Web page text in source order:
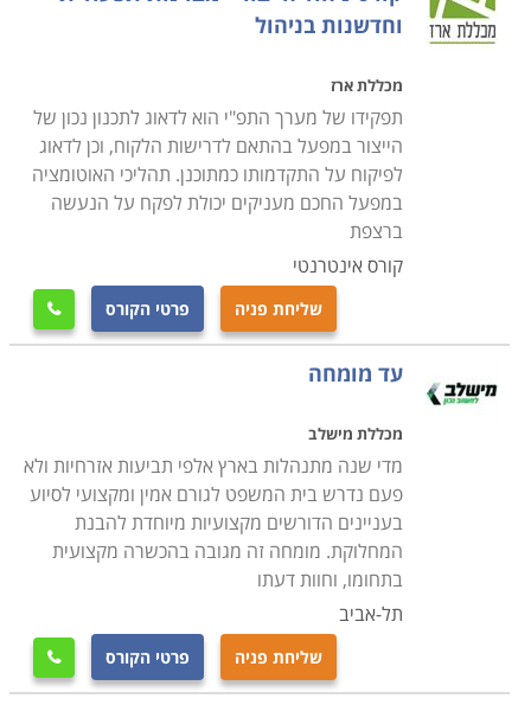
וחדשנות בניהול
מכללת ארז
תפקידו של מערך התפ"י הוא לדאוג לתכנון נכון של
הייצור במפעל בהתאם לדרישות הלקוח, וכן לדאוג
לפיקוח על התקדמותו כמתוכנן. תהליכי האוטומציה
במפעל החכם מעניקים יכולת לפקח על הנעשה
ברצפת
קורס אינטרנטי
שליחת פניה פרטי הקורס 
עד מומחה
מכללת מישלב
מדי שנה מתנהלות בארץ אלפי תביעות אזרחיות ולא
פעם נדרש בית המשפט לגורם אמין ומקצועי לסיוע
בעניינים הדורשים מקצועיות מיוחדת להבנת
המחלוקת. מומחה זה מגובה בהכשרה מקצועית
בתחומו, וחוות דעתו
תל-אביב
שליחת פניה פרטי הקורס 